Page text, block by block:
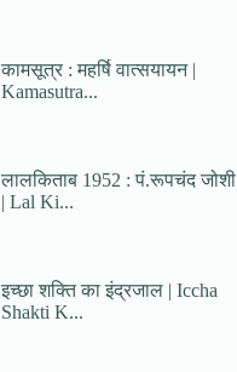
कामसूत्र : महर्षि वात्सयायन |
Kamasutra...
लालकिताब 1952 : पं.रूपचंद जोशी
| Lal Ki...
इच्छा शक्ति का इंद्रजाल | Iccha
Shakti K...